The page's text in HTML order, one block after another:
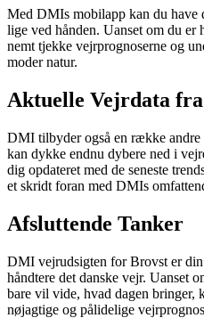
Med DMIs mobilapp kan du have
lige ved hånden. Uanset om du er
nemt tjekke vejrprognoserne og
moder natur.
Aktuelle Vejrdata
DMI tilbyder også en række andre
kan dykke endnu dybere ned i
dig opdateret med de seneste
et skridt foran med DMIs
Afsluttende Tanker
DMI vejrudsigten for Brovst er
håndtere det danske vejr. Uanset
bare vil vide, hvad dagen
nøjagtige og pålidelige